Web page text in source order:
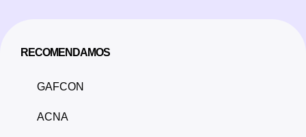
RECOMENDAMOS
GAFCON
ACNA